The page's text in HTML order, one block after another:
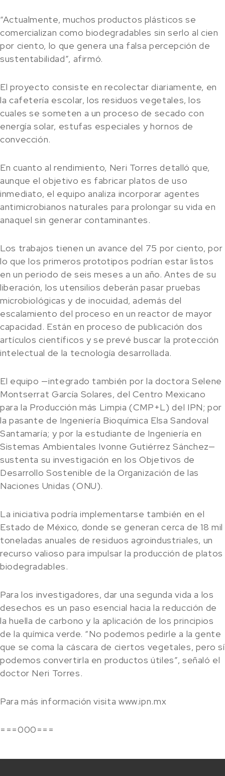
“Actualmente, muchos productos plásticos se
comercializan como biodegradables sin serlo al cien
por ciento, lo que genera una falsa percepción de
sustentabilidad”, afirmó.
El proyecto consiste en recolectar diariamente, en
la cafetería escolar, los residuos vegetales, los
cuales se someten a un proceso de secado con
energía solar, estufas especiales y hornos de
convección.
En cuanto al rendimiento, Neri Torres detalló que,
aunque el objetivo es fabricar platos de uso
inmediato, el equipo analiza incorporar agentes
antimicrobianos naturales para prolongar su vida en
anaquel sin generar contaminantes.
Los trabajos tienen un avance del 75 por ciento, por
lo que los primeros prototipos podrían estar listos
en un periodo de seis meses a un año. Antes de su
liberación, los utensilios deberán pasar pruebas
microbiológicas y de inocuidad, además del
escalamiento del proceso en un reactor de mayor
capacidad. Están en proceso de publicación dos
artículos científicos y se prevé buscar la protección
intelectual de la tecnología desarrollada.
El equipo —integrado también por la doctora Selene
Montserrat García Solares, del Centro Mexicano
para la Producción más Limpia (CMP+L) del IPN; por
la pasante de Ingeniería Bioquímica Elsa Sandoval
Santamaría; y por la estudiante de Ingeniería en
Sistemas Ambientales Ivonne Gutiérrez Sánchez—
sustenta su investigación en los Objetivos de
Desarrollo Sostenible de la Organización de las
Naciones Unidas (ONU).
La iniciativa podría implementarse también en el
Estado de México, donde se generan cerca de 18 mil
toneladas anuales de residuos agroindustriales, un
recurso valioso para impulsar la producción de platos
biodegradables.
Para los investigadores, dar una segunda vida a los
desechos es un paso esencial hacia la reducción de
la huella de carbono y la aplicación de los principios
de la química verde. “No podemos pedirle a la gente
que se coma la cáscara de ciertos vegetales, pero sí
podemos convertirla en productos útiles”, señaló el
doctor Neri Torres.
Para más información visita www.ipn.mx
===000===